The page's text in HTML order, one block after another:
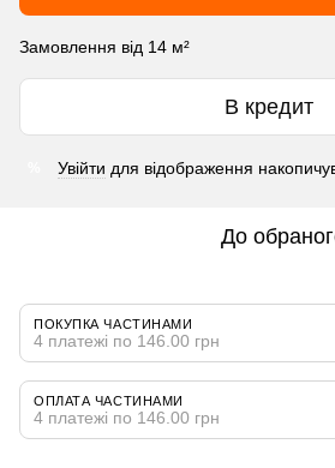
Замовлення від 14 м²
В кредит
Увійти для відображення
До
ПОКУПКА ЧАСТИНАМИ
4 платежі по 146.00 грн
ОПЛАТА ЧАСТИНАМИ
4 платежі по 146.00 грн